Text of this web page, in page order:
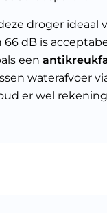
droger ideaal
dB is
een
waterafvoer
er wel